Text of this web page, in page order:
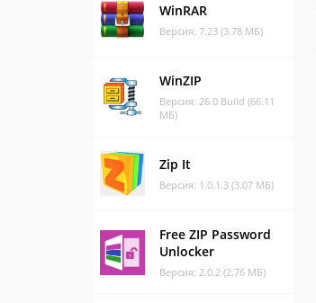
WinRAR
Версия: 7.23 (3.78 МБ)
WinZIP
Версия: 26.0 Build (66.11
МБ)
Zip It
Версия: 1.0.1.3 (3.07 МБ)
Free ZIP Password
Unlocker
Версия: 2.0.2 (2.76 МБ)